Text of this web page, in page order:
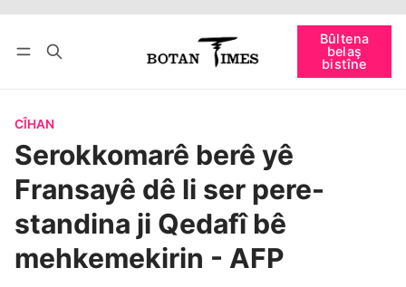
Bûltena
belaş
bistîne
bişopîne
CÎHAN
Serokkomarê berê yê
Fransayê dê li ser pere-
standina ji Qedafî bê
mehkemekirin - AFP